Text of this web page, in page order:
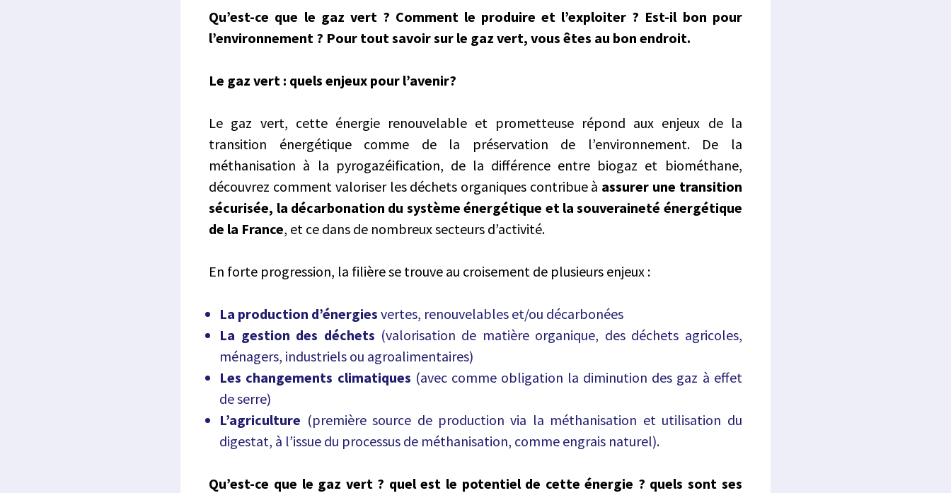
Qu’est-ce que le gaz vert ? Comment le produire et l’exploiter ? Est-il bon pour
l’environnement ? Pour tout savoir sur le gaz vert, vous êtes au bon endroit.
Le gaz vert : quels enjeux pour l’avenir?
Le gaz vert, cette énergie renouvelable et prometteuse répond aux enjeux de la
transition énergétique comme de la préservation de l’environnement. De la
méthanisation à la pyrogazéification, de la différence entre biogaz et biométhane,
découvrez comment valoriser les déchets organiques contribue à assurer une transition
sécurisée, la décarbonation du système énergétique et la souveraineté énergétique
de la France, et ce dans de nombreux secteurs d’activité.
En forte progression, la filière se trouve au croisement de plusieurs enjeux :
La production d’énergies vertes, renouvelables et/ou décarbonées
La gestion des déchets (valorisation de matière organique, des déchets agricoles,
ménagers, industriels ou agroalimentaires)
Les changements climatiques (avec comme obligation la diminution des gaz à effet
de serre)
L’agriculture (première source de production via la méthanisation et utilisation du
digestat, à l’issue du processus de méthanisation, comme engrais naturel).
Qu’est-ce que le gaz vert ? quel est le potentiel de cette énergie ? quels sont ses